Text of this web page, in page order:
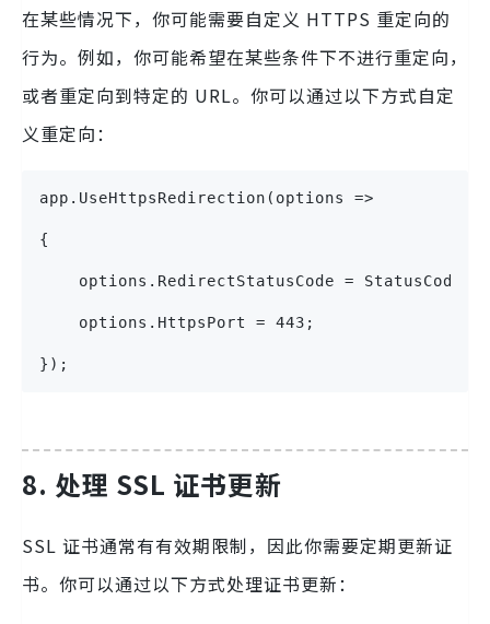
在某些情况下，你可能需要自定义 HTTPS 重定向的
行为。例如，你可能希望在某些条件下不进行重定向，
或者重定向到特定的 URL。你可以通过以下方式自定
义重定向：
app.UseHttpsRedirection(options =>
{
options.RedirectStatusCode =
    options.HttpsPort = 443;
});
8. 处理 SSL 证书更新
SSL 证书通常有有效期限制，因此你需要定期更新证
书。你可以通过以下方式处理证书更新：